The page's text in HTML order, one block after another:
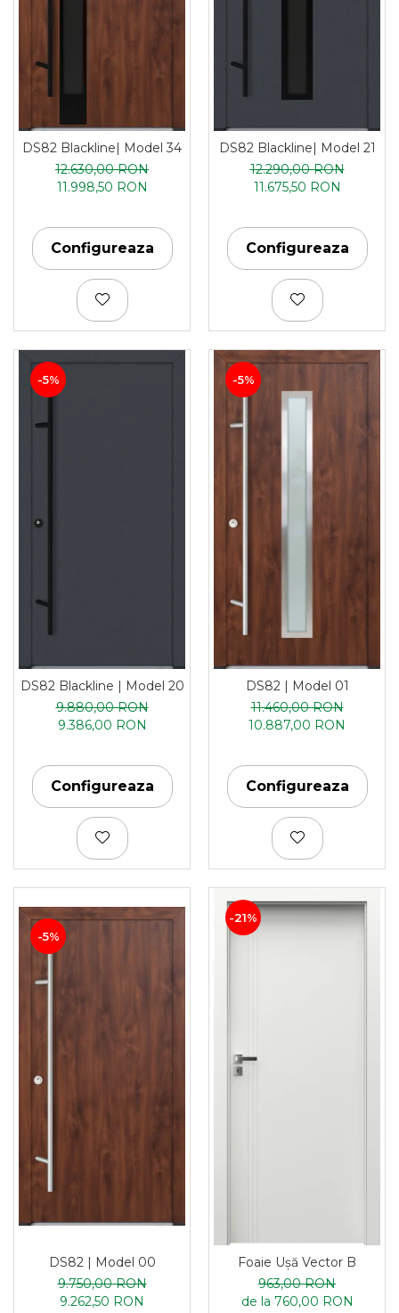
DS82 Blackline| Model 34
12.630,00 RON
11.998,50 RON
Configureaza
DS82 Blackline| Model 21
12.290,00 RON
11.675,50 RON
Configureaza
-5%
DS82 Blackline | Model 20
9.880,00 RON
9.386,00 RON
Configureaza
-5%
DS82 | Model 01
11.460,00 RON
10.887,00 RON
Configureaza
-5%
DS82 | Model 00
9.750,00 RON
9.262,50 RON
-21%
Foaie Ușă Vector B
963,00 RON
de la 760,00 RON